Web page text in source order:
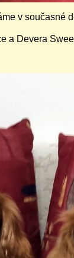
v současné
a Devera